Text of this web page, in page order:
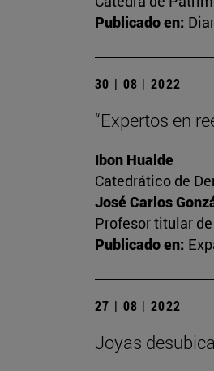
Publicado en:
30 | 08 | 2022
“Expertos en
Ibon Hualde
Catedrático de
José Carlos
Profesor titular
Publicado en:
27 | 08 | 2022
Joyas